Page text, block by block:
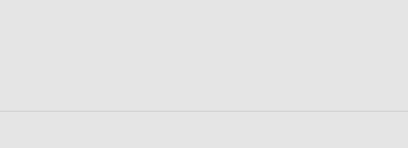
von Daten aus verschiedenen